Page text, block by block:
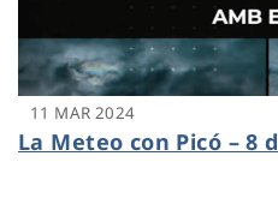
11 MAR 2024
La Meteo con Picó – 8